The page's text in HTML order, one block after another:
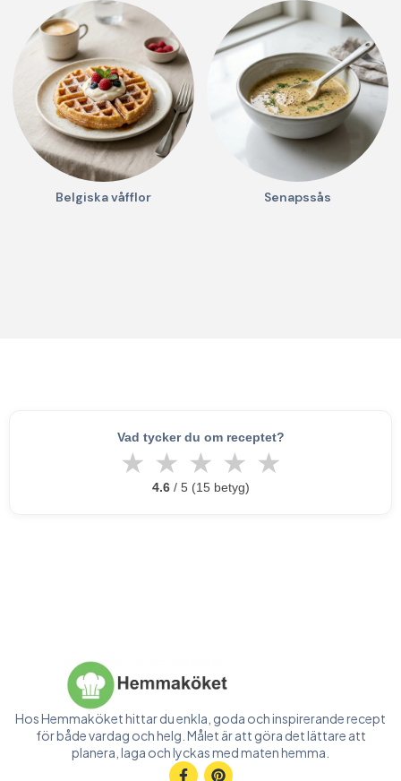
Belgiska våfflor Senapssås
Vad tycker du om receptet?
★ ★ ★ ★ ★
4.6/ 5 (15 betyg)
Hos Hemmaköket hittar du enkla, goda och inspirerande recept
för både vardag och helg. Målet är att göra det lättare att
planera, laga och lyckas med maten hemma.